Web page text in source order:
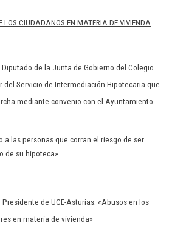
LOS CIUDADANOS EN MATERIA DE VIVIENDA
Diputado de la Junta de Gobierno del Colegio
del Servicio de Intermediación Hipotecaria que
mediante convenio con el Ayuntamiento
a las personas que corran el riesgo de ser
de su hipoteca»
, Presidente de UCE-Asturias: «Abusos en los
en materia de vivienda»